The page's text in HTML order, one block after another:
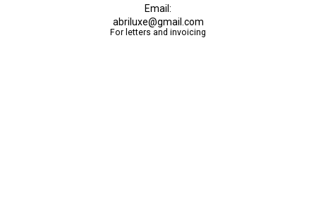
Email:
abriluxe@gmail.com
For letters and invoicing